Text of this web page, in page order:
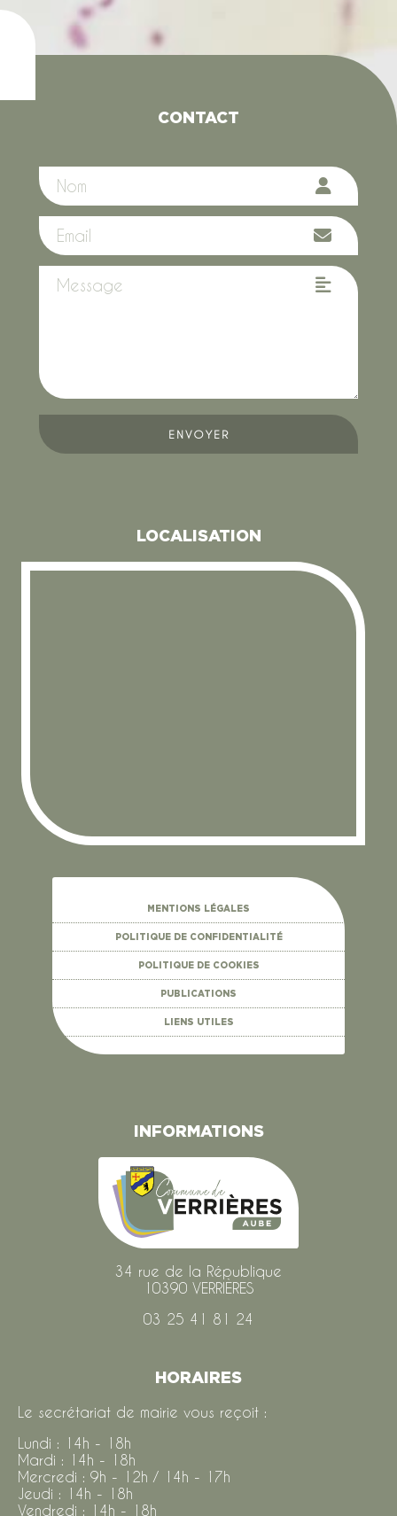
CONTACT
ENVOYER
LOCALISATION
MENTIONS LÉGALES
POLITIQUE DE CONFIDENTIALITÉ
POLITIQUE DE COOKIES
PUBLICATIONS
LIENS UTILES
INFORMATIONS
34 rue de la République
10390 VERRIÈRES
03 25 41 81 24
HORAIRES
Le secrétariat de mairie vous reçoit :
Lundi : 14h - 18h
Mardi : 14h - 18h
Mercredi : 9h - 12h / 14h - 17h
Jeudi : 14h - 18h
Vendredi : 14h - 18h